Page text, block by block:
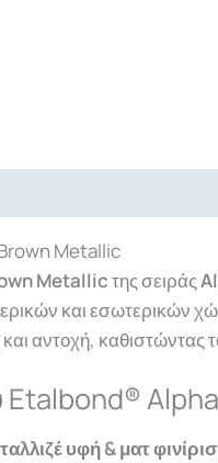
Metallic
Metallicτης σειράς
και εσωτερικών
αντοχή, καθιστώντας
Etalbond®
υφή & ματ